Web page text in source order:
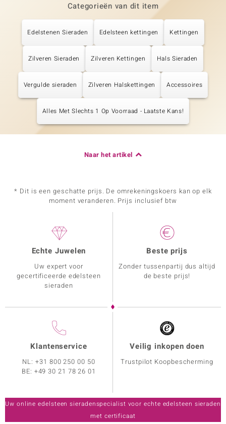
Categorieën van dit item
Edelstenen Sieraden Edelsteen kettingen Kettingen
Zilveren Sieraden Zilveren Kettingen Hals Sieraden
Vergulde sieraden Zilveren Halskettingen Accessoires
Alles Met Slechts 1 Op Voorraad - Laatste Kans!
Naar het artikel
* Dit is een geschatte prijs. De omrekeningskoers kan op elk
moment veranderen. Prijs inclusief btw
Echte Juwelen
Uw expert voor
gecertificeerde edelsteen
sieraden
Beste prijs
Zonder tussenpartij dus altijd
de beste prijs!
Klantenservice
NL:+31 800 250 00 50
BE: +49 30 21 78 26 01
Veilig inkopen doen
Trustpilot Koopbescherming
Uw online edelsteen sieradenspecialist voor echte edelsteen sieraden
met certificaat